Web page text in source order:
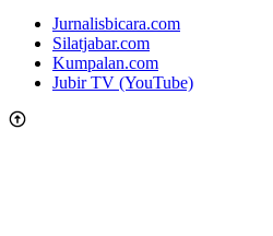
Jurnalisbicara.com
Silatjabar.com
Kumpalan.com
Jubir TV (YouTube)